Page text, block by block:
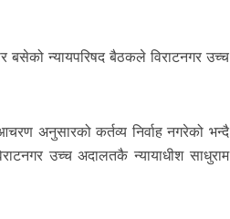
बसेको न्यायपरिषद बैठकले विराटनगर उच्च
अनुसारको कर्तव्य निर्वाह नगरेको भन्दै
उच्च अदालतकै न्यायाधीश साधुराम